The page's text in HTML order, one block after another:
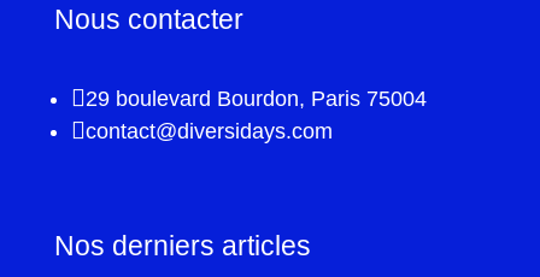
Nous contacter
29 boulevard Bourdon, Paris 75004
contact@diversidays.com
Nos derniers articles